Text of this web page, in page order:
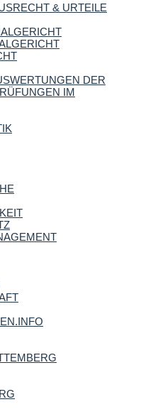
& URTEILE
DER
IM